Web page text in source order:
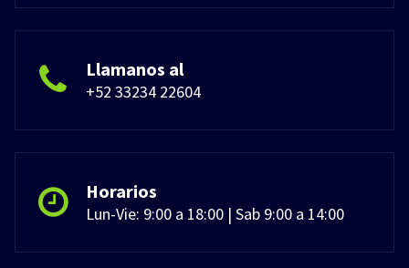
Llamanos al
+52 33234 22604
Horarios
Lun-Vie: 9:00 a 18:00 | Sab 9:00 a 14:00